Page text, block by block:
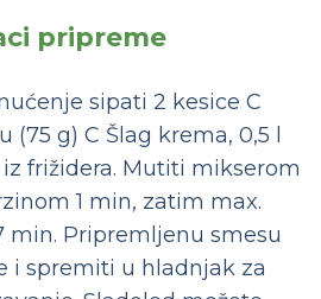
pripreme
sipati 2 kesice C
(75 g) C Šlag krema, 0,5 l
frižidera. Mutiti mikserom
1 min, zatim max.
min. Pripremljenu smesu
i spremiti u hladnjak za